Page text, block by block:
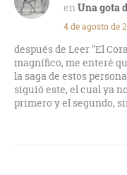
Una gota
4 de agosto de
después de Leer "El
magnífico, me enteré
la saga de estos
siguió este, el cual ya
primero y el segundo,